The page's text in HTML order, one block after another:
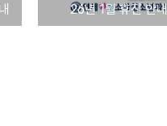
26년 1월 휴진 안내